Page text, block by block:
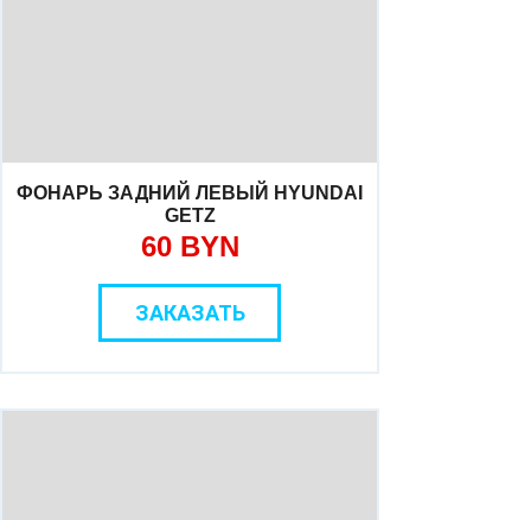
ФОНАРЬ ЗАДНИЙ ЛЕВЫЙ HYUNDAI
GETZ
60 BYN
ЗАКАЗАТЬ